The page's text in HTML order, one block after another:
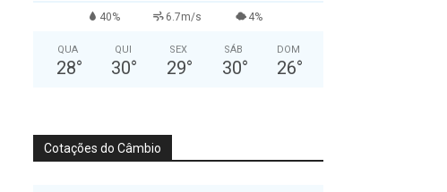
40% 6.7m/s 4%
QUA
28°
QUI
30°
SEX
29°
SÁB
30°
DOM
26°
Cotações do Câmbio